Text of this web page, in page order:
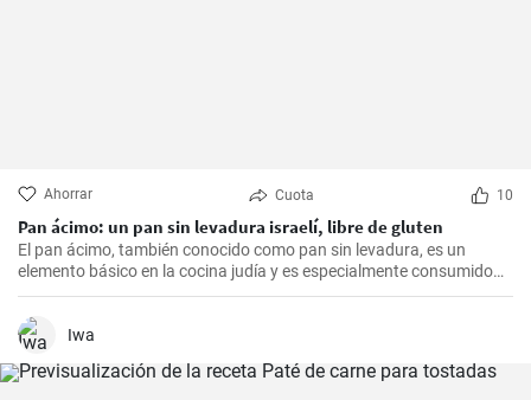
Ahorrar Cuota 10
Pan ácimo: un pan sin levadura israelí, libre de gluten
El pan ácimo, también conocido como pan sin levadura, es un
elemento básico en la cocina judía y es especialmente consumido
durante Pesaj. En esta receta, te mostraré cómo hacer tu propio
pan ácimo casero de manera sencilla y deliciosa.
Iwa